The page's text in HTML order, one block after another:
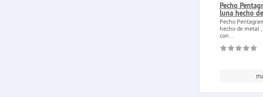
Pecho
luna hecho
Pecho
hecho de metal
con...